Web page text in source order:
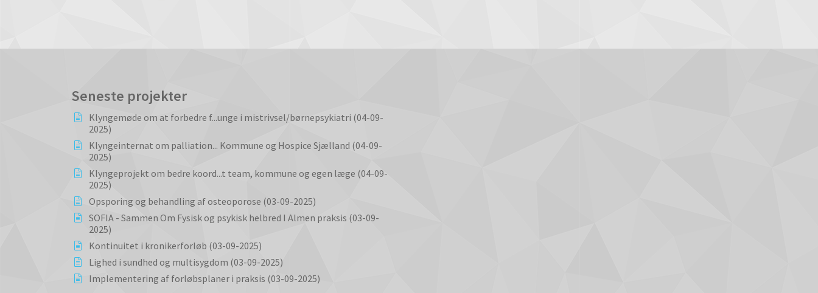
Seneste projekter
Klyngemøde om at forbedre f...unge i mistrivsel/børnepsykiatri (04-09-
2025)
Klyngeinternat om palliation... Kommune og Hospice Sjælland (04-09-
2025)
Klyngeprojekt om bedre koord...t team, kommune og egen læge (04-09-
2025)
Opsporing og behandling af osteoporose (03-09-2025)
SOFIA - Sammen Om Fysisk og psykisk helbred I Almen praksis (03-09-
2025)
Kontinuitet i kronikerforløb (03-09-2025)
Lighed i sundhed og multisygdom (03-09-2025)
Implementering af forløbsplaner i praksis (03-09-2025)